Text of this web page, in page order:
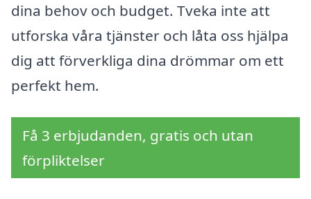
dina behov och budget. Tveka inte att
utforska våra tjänster och låta oss hjälpa
dig att förverkliga dina drömmar om ett
perfekt hem.
Få 3 erbjudanden, gratis och utan
förpliktelser